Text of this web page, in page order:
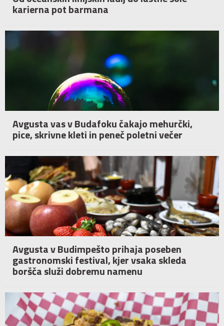
karierna pot barmana
Avgusta vas v Budafoku čakajo mehurčki,
pice, skrivne kleti in peneč poletni večer
Avgusta v Budimpešto prihaja poseben
gastronomski festival, kjer vsaka skleda
boršča služi dobremu namenu